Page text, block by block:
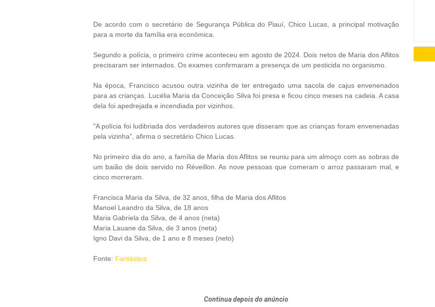
De acordo com o secretário de Segurança Pública do Piauí, Chico Lucas, a principal motivação
para a morte da família era econômica.
Segundo a polícia, o primeiro crime aconteceu em agosto de 2024. Dois netos de Maria dos Aflitos
precisaram ser internados. Os exames confirmaram a presença de um pesticida no organismo.
Na época, Francisco acusou outra vizinha de ter entregado uma sacola de cajus envenenados
para as crianças. Lucélia Maria da Conceição Silva foi presa e ficou cinco meses na cadeia. A casa
dela foi apedrejada e incendiada por vizinhos.
"A polícia foi ludibriada dos verdadeiros autores que disseram que as crianças foram envenenadas
pela vizinha", afirma o secretário Chico Lucas.
No primeiro dia do ano, a família de Maria dos Aflitos se reuniu para um almoço com as sobras de
um baião de dois servido no Réveillon. As nove pessoas que comeram o arroz passaram mal, e
cinco morreram.
Francisca Maria da Silva, de 32 anos, filha de Maria dos Aflitos
Manoel Leandro da Silva, de 18 anos
Maria Gabriela da Silva, de 4 anos (neta)
Maria Lauane da Silva, de 3 anos (neta)
Igno Davi da Silva, de 1 ano e 8 meses (neto)
Fonte: Fantástico
Continua depois do anúncio